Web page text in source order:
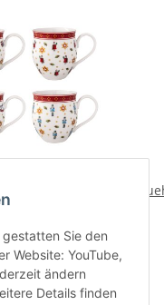
Jubilaeums
CHF
gestatten Sie den
Website: YouTube,
ändern
Details finden